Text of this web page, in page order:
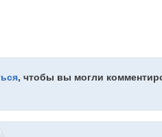
, чтобы вы могли